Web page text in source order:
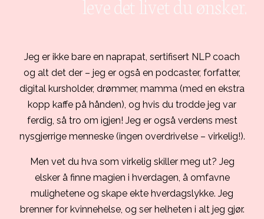
leve det livet du ønsker.
Jeg er ikke bare en naprapat, sertifisert NLP coach
og alt det der – jeg er også en podcaster, forfatter,
digital kursholder, drømmer, mamma (med en ekstra
kopp kaffe på hånden), og hvis du trodde jeg var
ferdig, så tro om igjen! Jeg er også verdens mest
nysgjerrige menneske (ingen overdrivelse – virkelig!).
Men vet du hva som virkelig skiller meg ut? Jeg
elsker å finne magien i hverdagen, å omfavne
mulighetene og skape ekte hverdagslykke. Jeg
brenner for kvinnehelse, og ser helheten i alt jeg gjør.